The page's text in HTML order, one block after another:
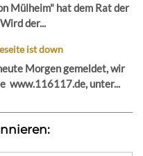
Mülheim" hat dem Rat der
der...
ist down
Morgen gemeldet, wir
www.116117.de, unter...